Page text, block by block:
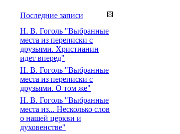
Последние записи
Н. В. Гоголь "Выбранные
места из переписки с
друзьями. Христианин
идет вперед"
Н. В. Гоголь "Выбранные
места из переписки с
друзьями. О том же"
Н. В. Гоголь "Выбранные
места из... Несколько слов
о нашей церкви и
духовенстве"